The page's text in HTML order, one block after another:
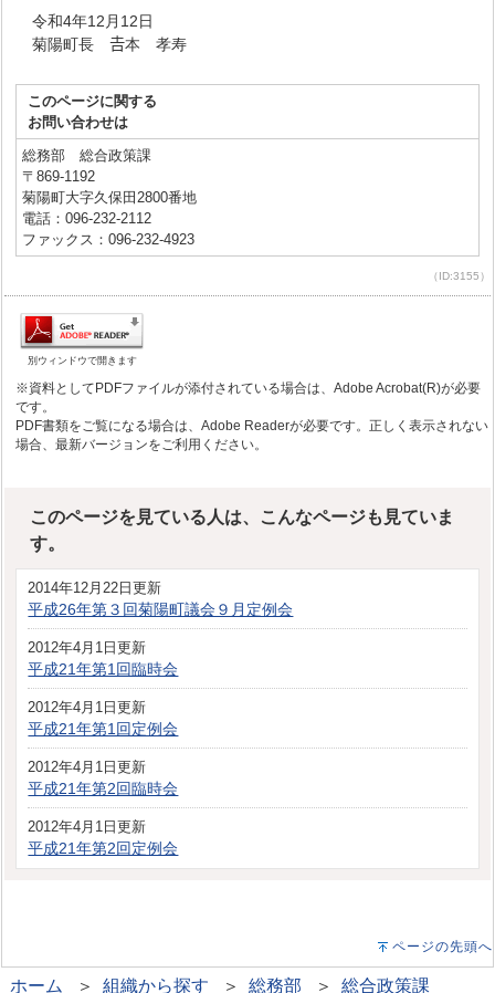
令和4年12月12日
菊陽町長 𠮷本 孝寿
このページに関する
お問い合わせは
総務部 総合政策課
〒869-1192
菊陽町大字久保田2800番地
電話：096-232-2112
ファックス：096-232-4923
（ID:3155）
別ウィンドウで開きます
※資料としてPDFファイルが添付されている場合は、Adobe Acrobat(R)が必要
です。
PDF書類をご覧になる場合は、Adobe Readerが必要です。正しく表示されない
場合、最新バージョンをご利用ください。
このページを見ている人は、こんなページも見ていま
す。
2014年12月22日更新
平成26年第３回菊陽町議会９月定例会
2012年4月1日更新
平成21年第1回臨時会
2012年4月1日更新
平成21年第1回定例会
2012年4月1日更新
平成21年第2回臨時会
2012年4月1日更新
平成21年第2回定例会
ページの先頭へ
ホーム ＞組織から探す ＞総務部 ＞総合政策課